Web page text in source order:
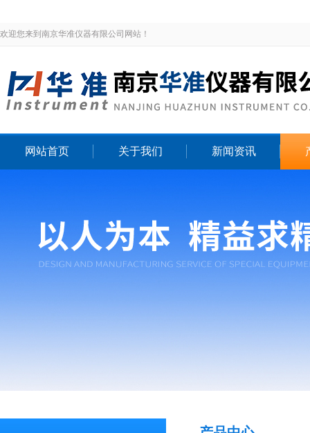
欢迎您来到南京华准仪器有限公司网站！
网站首页 关于我们 新闻资讯